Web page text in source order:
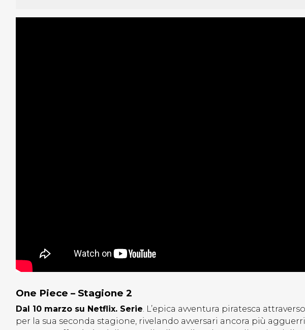
One Piece – Stagione 2
Dal 10 marzo su Netflix. Serie . L’epica avventura piratesca
per la sua seconda stagione, rivelando avversari ancora più